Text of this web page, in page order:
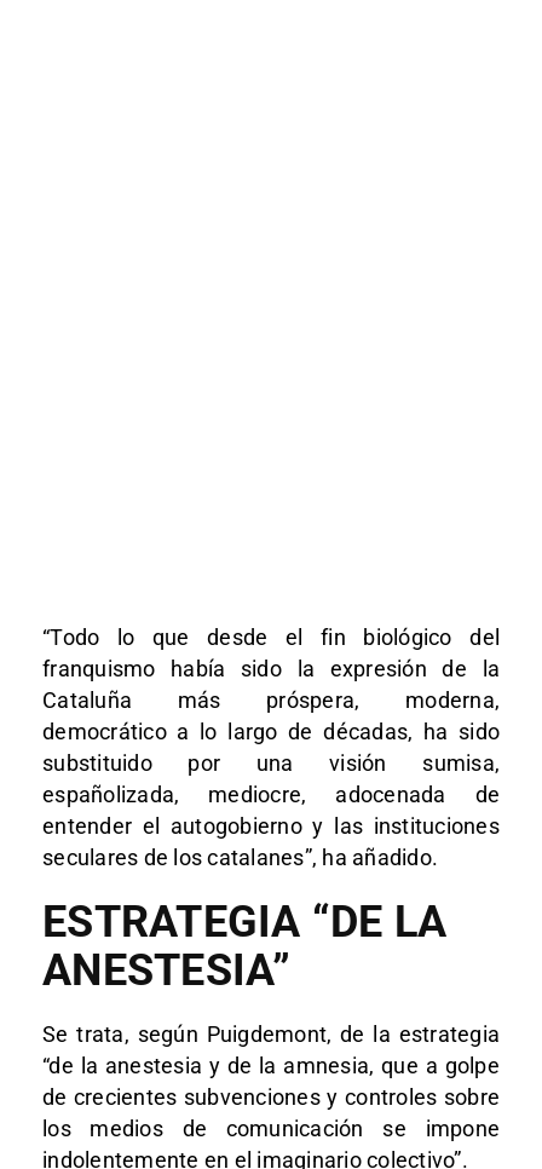
“Todo lo que desde el fin biológico del
franquismo había sido la expresión de la
Cataluña más próspera, moderna,
democrático a lo largo de décadas, ha sido
substituido por una visión sumisa,
españolizada, mediocre, adocenada de
entender el autogobierno y las instituciones
seculares de los catalanes”, ha añadido.
ESTRATEGIA “DE LA
ANESTESIA”
Se trata, según Puigdemont, de la estrategia
“de la anestesia y de la amnesia, que a golpe
de crecientes subvenciones y controles sobre
los medios de comunicación se impone
indolentemente en el imaginario colectivo”.